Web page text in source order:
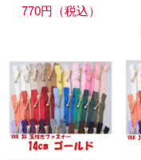
770円（税込）